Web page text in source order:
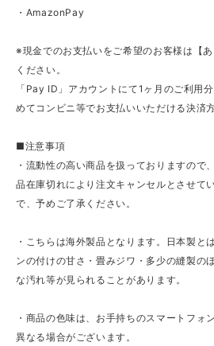
・AmazonPay
※現金でのお支払いをご希望のお客様は【
ください。
「Pay ID」アカウントにて1ヶ月のご利用
めてコンビニ等でお支払いいただける決済
■注意事項
・流動性の高い商品を扱っておりますので
品在庫切れにより注文キャンセルとさせて
で、予めご了承ください。
・こちらは海外製品となります。日本製と
ンの付けの甘さ・畳みジワ・多少の縫製の
な汚れ等が見られることがあります。
・商品の色味は、お手持ちのスマートフォ
異なる場合がございます。